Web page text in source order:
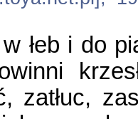
łeb i do
zatłuc,